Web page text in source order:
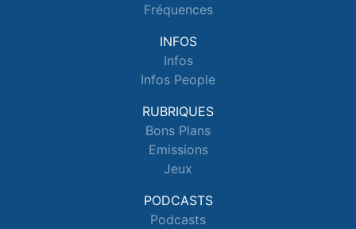
Fréquences
INFOS
Infos
Infos People
RUBRIQUES
Bons Plans
Emissions
Jeux
PODCASTS
Podcasts